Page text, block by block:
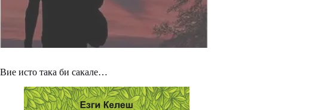
Вие исто така би сакале…